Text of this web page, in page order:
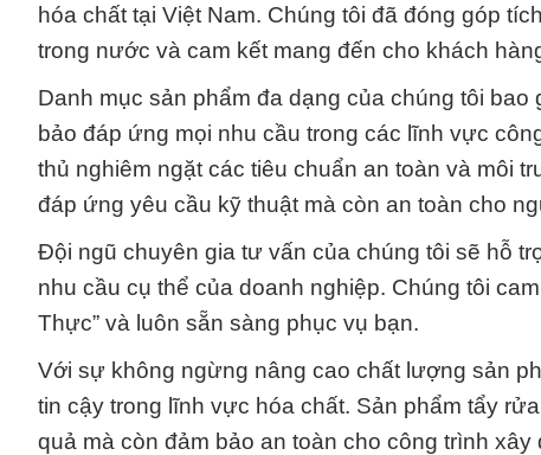
hóa chất tại Việt Nam. Chúng tôi đã đóng góp
trong nước và cam kết mang đến cho khách
Danh mục sản phẩm đa dạng của chúng tôi
bảo đáp ứng mọi nhu cầu trong các lĩnh vực
thủ nghiêm ngặt các tiêu chuẩn an toàn và môi
đáp ứng yêu cầu kỹ thuật mà còn an toàn cho
Đội ngũ chuyên gia tư vấn của chúng tôi sẽ hỗ
nhu cầu cụ thể của doanh nghiệp. Chúng tôi
Thực” và luôn sẵn sàng phục vụ bạn.
Với sự không ngừng nâng cao chất lượng sản
tin cậy trong lĩnh vực hóa chất. Sản phẩm tẩy
quả mà còn đảm bảo an toàn cho công trình xây